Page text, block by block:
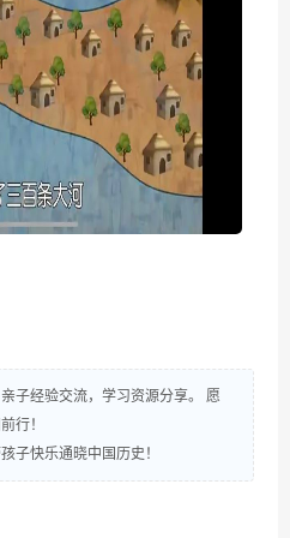
子经验交流，学习资源分享。 愿
行！
子快乐通晓中国历史！